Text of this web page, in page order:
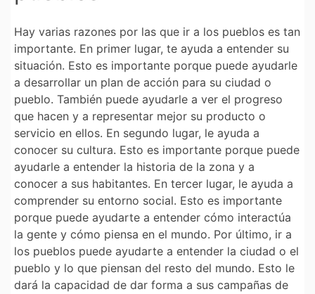
Hay varias razones por las que ir a los pueblos es tan
importante. En primer lugar, te ayuda a entender su
situación. Esto es importante porque puede ayudarle
a desarrollar un plan de acción para su ciudad o
pueblo. También puede ayudarle a ver el progreso
que hacen y a representar mejor su producto o
servicio en ellos. En segundo lugar, le ayuda a
conocer su cultura. Esto es importante porque puede
ayudarle a entender la historia de la zona y a
conocer a sus habitantes. En tercer lugar, le ayuda a
comprender su entorno social. Esto es importante
porque puede ayudarte a entender cómo interactúa
la gente y cómo piensa en el mundo. Por último, ir a
los pueblos puede ayudarte a entender la ciudad o el
pueblo y lo que piensan del resto del mundo. Esto le
dará la capacidad de dar forma a sus campañas de